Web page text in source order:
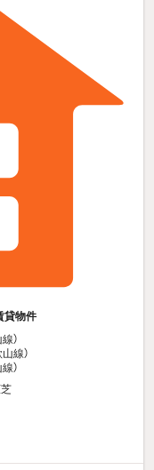
貸物件
）
線）
）